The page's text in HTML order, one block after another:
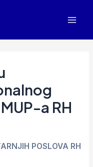
a RH
POSLOVA RH